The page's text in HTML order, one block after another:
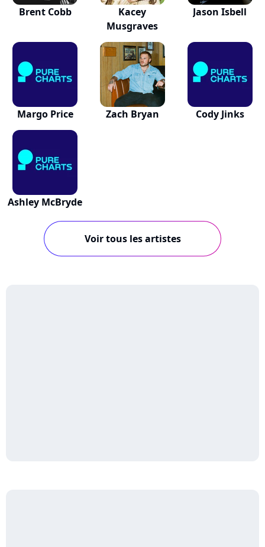
Brent Cobb
Kacey
Musgraves
Jason Isbell
Margo Price Zach Bryan Cody Jinks
Ashley McBryde
Voir tous les artistes